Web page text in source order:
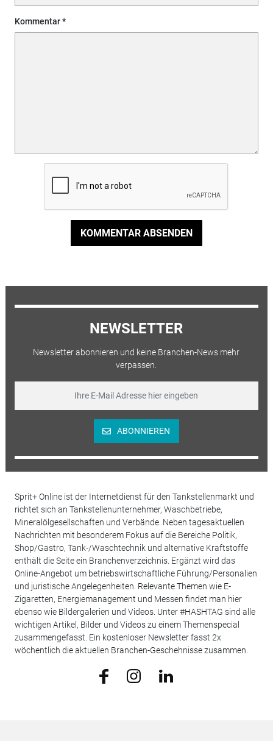
Kommentar
KOMMENTAR ABSENDEN
NEWSLETTER
Newsletter abonnieren und keine Branchen-News mehr
verpassen.
ABONNIEREN
Sprit+ Online ist der Internetdienst für den Tankstellenmarkt und
richtet sich an Tankstellenunternehmer, Waschbetriebe,
Mineralölgesellschaften und Verbände. Neben tagesaktuellen
Nachrichten mit besonderem Fokus auf die Bereiche Politik,
Shop/Gastro, Tank-/Waschtechnik und alternative Kraftstoffe
enthält die Seite ein Branchenverzeichnis. Ergänzt wird das
Online-Angebot um betriebswirtschaftliche Führung/Personalien
und juristische Angelegenheiten. Relevante Themen wie E-
Zigaretten, Energiemanagement und Messen findet man hier
ebenso wie Bildergalerien und Videos. Unter #HASHTAG sind alle
wichtigen Artikel, Bilder und Videos zu einem Themenspecial
zusammengefasst. Ein kostenloser Newsletter fasst 2x
wöchentlich die aktuellen Branchen-Geschehnisse zusammen.